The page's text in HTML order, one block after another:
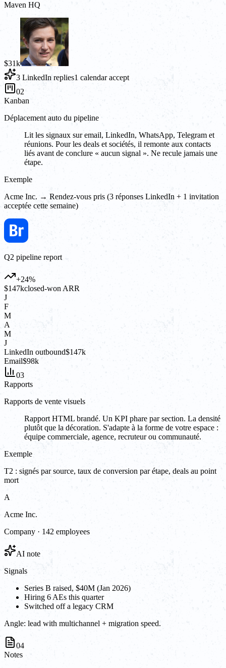
Maven HQ
$31k
3 LinkedIn replies1 calendar accept
02
Kanban
Déplacement auto du pipeline
Lit les signaux sur email, LinkedIn, WhatsApp, Telegram et
réunions. Pour les deals et sociétés, il remonte aux contacts
liés avant de conclure « aucun signal ». Ne recule jamais une
étape.
Exemple
Acme Inc. → Rendez-vous pris (3 réponses LinkedIn + 1 invitation
acceptée cette semaine)
Q2 pipeline report
+24%
$147kclosed-won ARR
J
F
M
A
M
J
LinkedIn outbound$147k
Email$98k
03
Rapports
Rapports de vente visuels
Rapport HTML brandé. Un KPI phare par section. La densité
plutôt que la décoration. S'adapte à la forme de votre espace :
équipe commerciale, agence, recruteur ou communauté.
Exemple
T2 : signés par source, taux de conversion par étape, deals au point
mort
A
Acme Inc.
Company · 142 employees
AI note
Signals
Series B raised, $40M (Jan 2026)
Hiring 6 AEs this quarter
Switched off a legacy CRM
Angle: lead with multichannel + migration speed.
04
Notes